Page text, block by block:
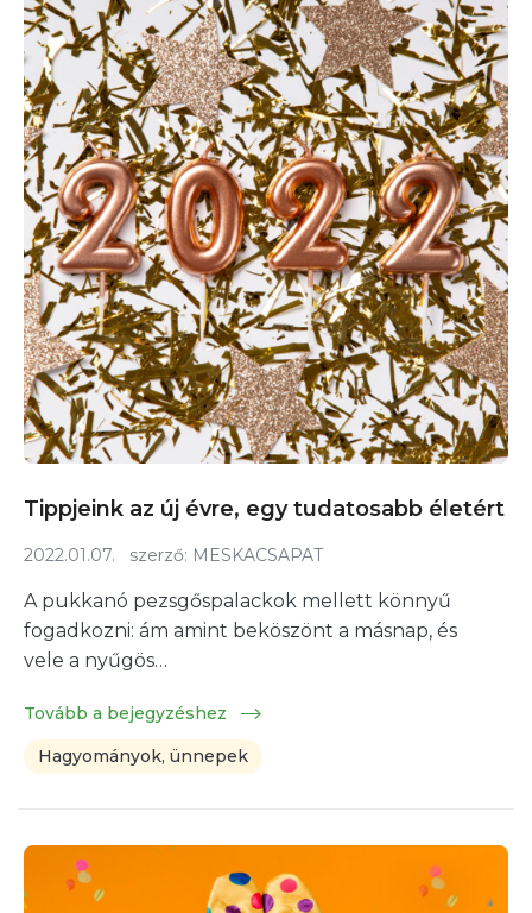
Tippjeink az új évre, egy tudatosabb életért
2022.01.07. szerző: MESKACSAPAT
A pukkanó pezsgőspalackok mellett könnyű
fogadkozni: ám amint beköszönt a másnap, és
vele a nyűgös…
Tovább a bejegyzéshez
Hagyományok, ünnepek